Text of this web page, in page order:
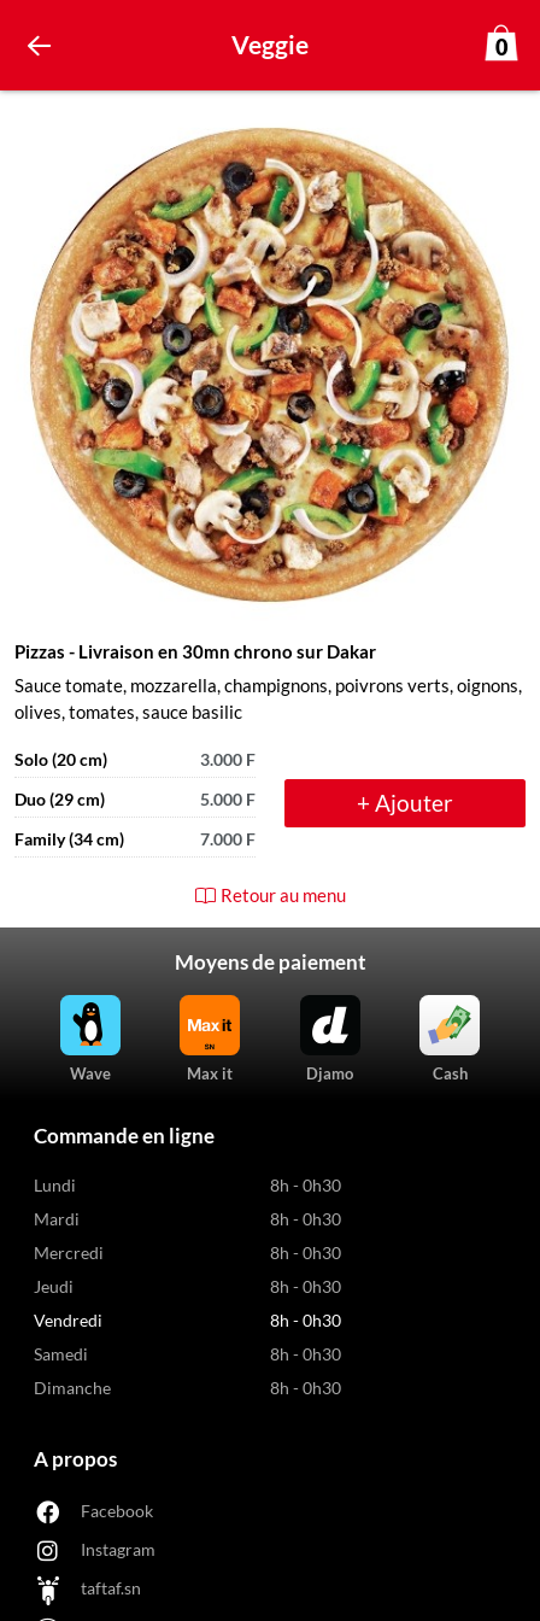
Veggie 0
Pizzas - Livraison en 30mn chrono sur Dakar
Sauce tomate, mozzarella, champignons, poivrons verts, oignons,
olives, tomates, sauce basilic
Solo (20 cm)
3.000 F
Duo (29 cm)
5.000 F
Family (34 cm)
7.000 F
+ Ajouter
Retour au menu
Moyens de paiement
Wave Max it Djamo Cash
Commande en ligne
Lundi
8h - 0h30
Mardi
8h - 0h30
Mercredi
8h - 0h30
Jeudi
8h - 0h30
Vendredi
8h - 0h30
Samedi
8h - 0h30
Dimanche
8h - 0h30
A propos
Facebook
Instagram
taftaf.sn